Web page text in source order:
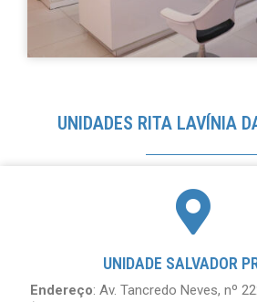
UNIDADES RITA LAVÍNIA
UNIDADE SALVADOR
Endereço: Av. Tancredo Neves, nº